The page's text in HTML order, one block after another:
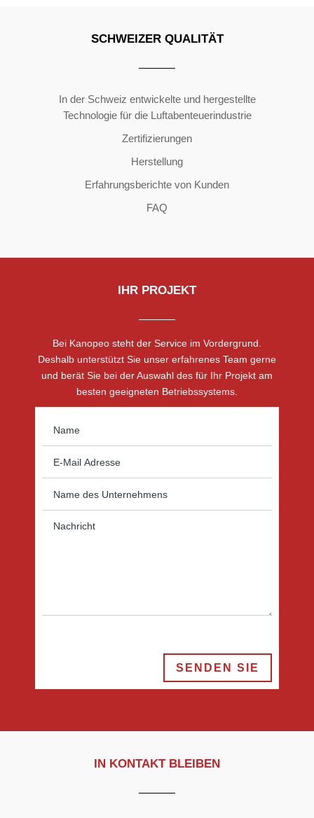
SCHWEIZER QUALITÄT
In der Schweiz entwickelte und hergestellte
Technologie für die Luftabenteuerindustrie
Zertifizierungen
Herstellung
Erfahrungsberichte von Kunden
FAQ
IHR PROJEKT
Bei Kanopeo steht der Service im Vordergrund.
Deshalb unterstützt Sie unser erfahrenes Team gerne
und berät Sie bei der Auswahl des für Ihr Projekt am
besten geeigneten Betriebssystems.
SENDEN SIE
IN KONTAKT BLEIBEN